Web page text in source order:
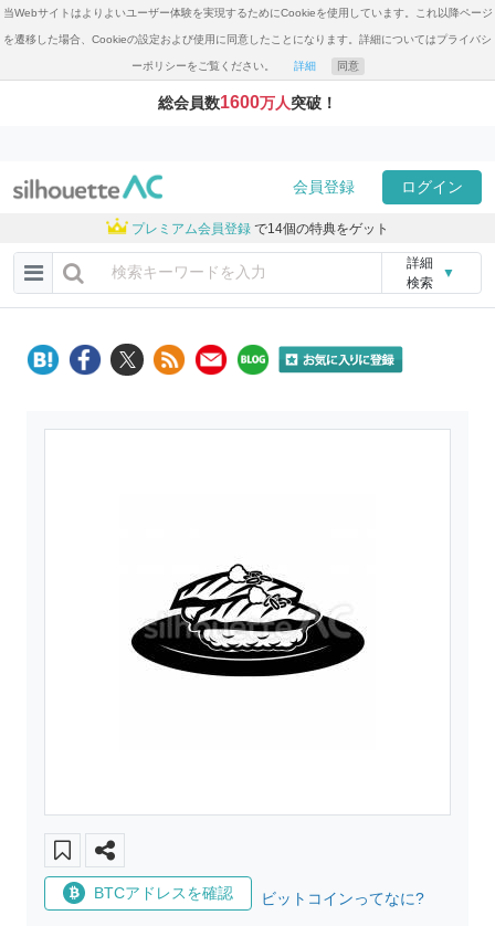
当Webサイトはよりよいユーザー体験を実現するためにCookieを使用しています。これ以降ページ
を遷移した場合、Cookieの設定および使用に同意したことになります。詳細についてはプライバシ
ーポリシーをご覧ください。 詳細 同意
総会員数1600万人突破！
会員登録 ログイン
プレミアム会員登録 で14個の特典をゲット
詳細
検索
▼
BTCアドレスを確認 ビットコインってなに?